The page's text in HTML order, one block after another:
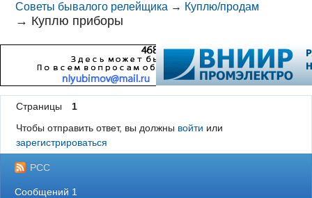
Советы бывалого релейщика → Куплю/продам
→ Куплю приборы
Страницы
1
Чтобы отправить ответ, вы должны войти или
зарегистрироваться
РСС
Сообщений 1